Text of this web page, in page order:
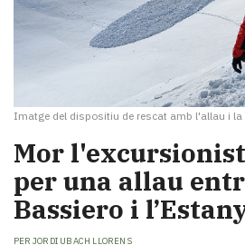
Imatge del dispositiu de rescat amb l'allau i
Mor
per una allau
Bassiero i
PER JORDI UBACH LLORENS